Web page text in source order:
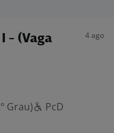
- (Vaga
4 ago
Grau)
PcD